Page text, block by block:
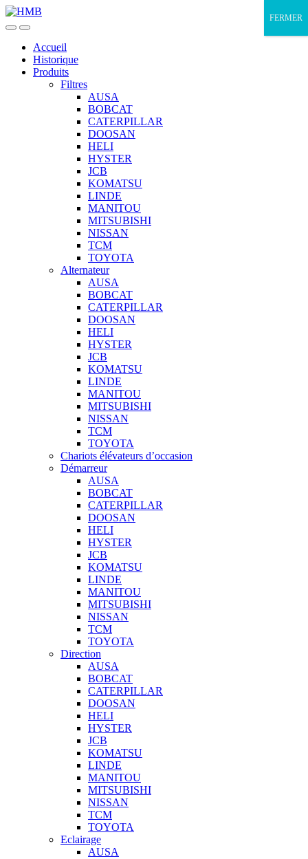
Skip
to
Skip
to
Accueil
Historique
Produits
Filtres
AUSA
BOBCAT
CATERPILLAR
DOOSAN
HELI
HYSTER
JCB
KOMATSU
LINDE
MANITOU
MITSUBISHI
NISSAN
TCM
TOYOTA
Alternateur
AUSA
BOBCAT
CATERPILLAR
DOOSAN
HELI
HYSTER
JCB
KOMATSU
LINDE
MANITOU
MITSUBISHI
NISSAN
TCM
TOYOTA
Chariots élévateurs d’occasion
Démarreur
AUSA
BOBCAT
CATERPILLAR
DOOSAN
HELI
HYSTER
JCB
KOMATSU
LINDE
MANITOU
MITSUBISHI
NISSAN
TCM
TOYOTA
Direction
AUSA
BOBCAT
CATERPILLAR
DOOSAN
HELI
HYSTER
JCB
KOMATSU
LINDE
MANITOU
MITSUBISHI
NISSAN
TCM
TOYOTA
Eclairage
AUSA
FERMER